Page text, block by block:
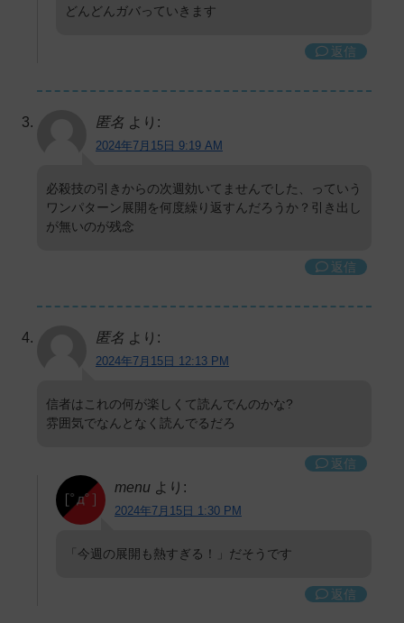
どんどんガバっていきます
返信
匿名 より:
2024年7月15日 9:19 AM
必殺技の引きからの次週効いてませんでした、っていう
ワンパターン展開を何度繰り返すんだろうか？引き出し
が無いのが残念
返信
匿名 より:
2024年7月15日 12:13 PM
信者はこれの何が楽しくて読んでんのかな?
雰囲気でなんとなく読んでるだろ
返信
menu より:
2024年7月15日 1:30 PM
「今週の展開も熱すぎる！」だそうです
返信